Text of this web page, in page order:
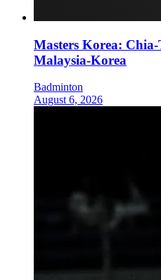
Masters Korea:
Malaysia-Korea
Badminton
August 6, 2026